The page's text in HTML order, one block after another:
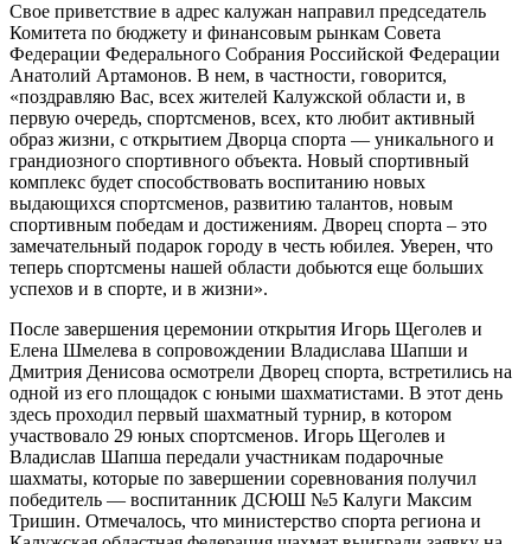
Свое приветствие в адрес калужан направил председатель
Комитета по бюджету и финансовым рынкам Совета
Федерации Федерального Собрания Российской Федерации
Анатолий Артамонов. В нем, в частности, говорится,
«поздравляю Вас, всех жителей Калужской области и, в
первую очередь, спортсменов, всех, кто любит активный
образ жизни, с открытием Дворца спорта — уникального и
грандиозного спортивного объекта. Новый спортивный
комплекс будет способствовать воспитанию новых
выдающихся спортсменов, развитию талантов, новым
спортивным победам и достижениям. Дворец спорта – это
замечательный подарок городу в честь юбилея. Уверен, что
теперь спортсмены нашей области добьются еще больших
успехов и в спорте, и в жизни».
После завершения церемонии открытия Игорь Щеголев и
Елена Шмелева в сопровождении Владислава Шапши и
Дмитрия Денисова осмотрели Дворец спорта, встретились на
одной из его площадок с юными шахматистами. В этот день
здесь проходил первый шахматный турнир, в котором
участвовало 29 юных спортсменов. Игорь Щеголев и
Владислав Шапша передали участникам подарочные
шахматы, которые по завершении соревнования получил
победитель — воспитанник ДСЮШ №5 Калуги Максим
Тришин. Отмечалось, что министерство спорта региона и